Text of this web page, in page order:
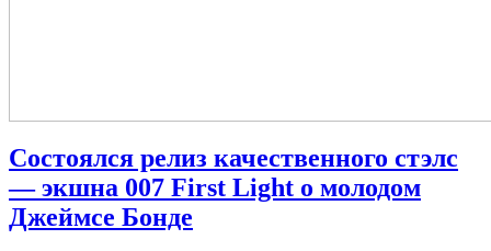
Состоялся релиз качественного стэлс
— экшна 007 First Light о молодом
Джеймсе Бонде